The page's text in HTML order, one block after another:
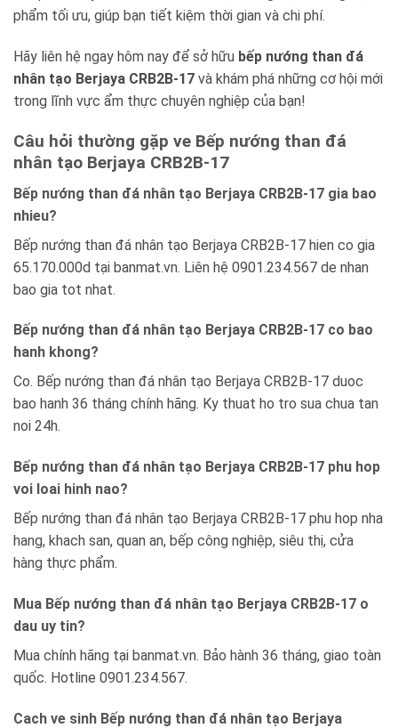
phẩm tối ưu, giúp bạn tiết kiệm thời gian và chi phí.
Hãy liên hệ ngay hôm nay để sở hữu bếp nướng than đá
nhân tạo Berjaya CRB2B-17 và khám phá những cơ hội mới
trong lĩnh vực ẩm thực chuyên nghiệp của bạn!
Câu hỏi thường gặp ve Bếp nướng than đá
nhân tạo Berjaya CRB2B-17
Bếp nướng than đá nhân tạo Berjaya CRB2B-17 gia bao
nhieu?
Bếp nướng than đá nhân tạo Berjaya CRB2B-17 hien co gia
65.170.000d tại banmat.vn. Liên hệ 0901.234.567 de nhan
bao gia tot nhat.
Bếp nướng than đá nhân tạo Berjaya CRB2B-17 co bao
hanh khong?
Co. Bếp nướng than đá nhân tạo Berjaya CRB2B-17 duoc
bao hanh 36 tháng chính hãng. Ky thuat ho tro sua chua tan
noi 24h.
Bếp nướng than đá nhân tạo Berjaya CRB2B-17 phu hop
voi loai hinh nao?
Bếp nướng than đá nhân tạo Berjaya CRB2B-17 phu hop nha
hang, khach san, quan an, bếp công nghiệp, siêu thị, cửa
hàng thực phẩm.
Mua Bếp nướng than đá nhân tạo Berjaya CRB2B-17 o
dau uy tin?
Mua chính hãng tại banmat.vn. Bảo hành 36 tháng, giao toàn
quốc. Hotline 0901.234.567.
Cach ve sinh Bếp nướng than đá nhân tạo Berjaya